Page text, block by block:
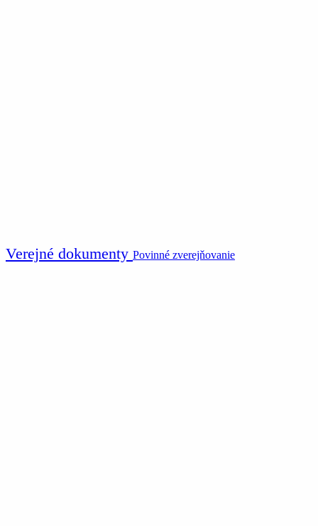
Verejné dokumenty Povinné zverejňovanie